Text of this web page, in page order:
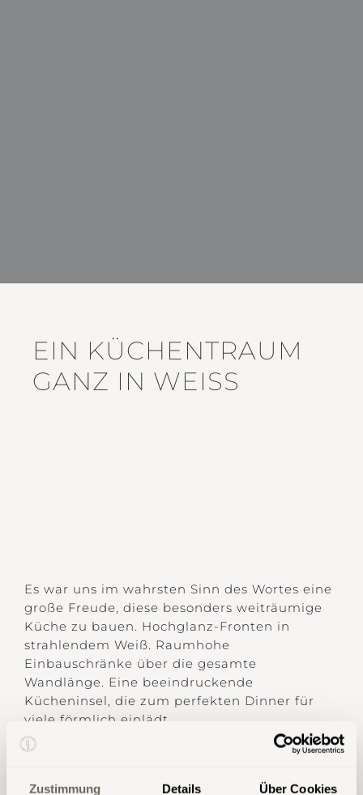
Zustimmung Details Über Cookies
EIN KÜCHENTRAUM
GANZ IN WEISS
Es war uns im wahrsten Sinn des Wortes eine
große Freude, diese besonders weiträumige
Küche zu bauen. Hochglanz-Fronten in
strahlendem Weiß. Raumhohe
Einbauschränke über die gesamte
Wandlänge. Eine beeindruckende
Kücheninsel, die zum perfekten Dinner für
viele förmlich einlädt …
Tom Weichenberger